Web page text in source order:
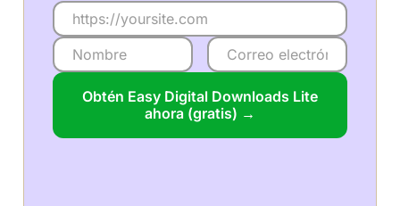
Obtén Easy Digital Downloads Lite
ahora (gratis) →